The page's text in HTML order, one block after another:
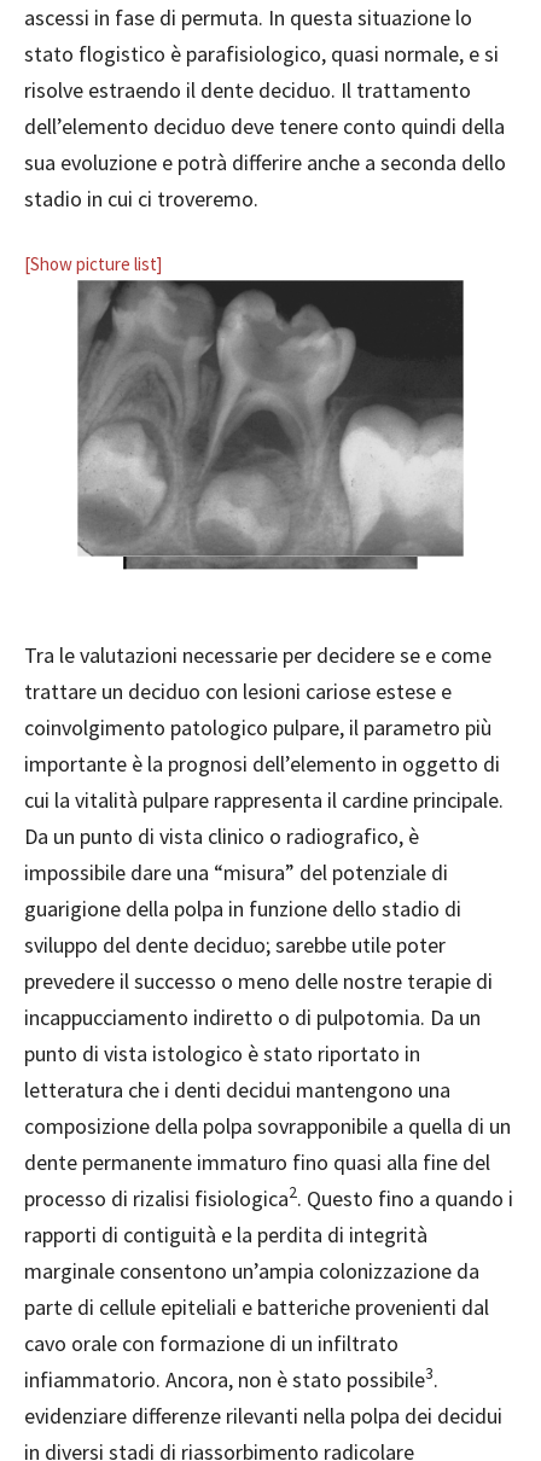
ascessi in fase di permuta. In questa situazione lo
stato flogistico è parafisiologico, quasi normale, e si
risolve estraendo il dente deciduo. Il trattamento
dell’elemento deciduo deve tenere conto quindi della
sua evoluzione e potrà differire anche a seconda dello
stadio in cui ci troveremo.
[Show picture list]
Tra le valutazioni necessarie per decidere se e come
trattare un deciduo con lesioni cariose estese e
coinvolgimento patologico pulpare, il parametro più
importante è la prognosi dell’elemento in oggetto di
cui la vitalità pulpare rappresenta il cardine principale.
Da un punto di vista clinico o radiografico, è
impossibile dare una “misura” del potenziale di
guarigione della polpa in funzione dello stadio di
sviluppo del dente deciduo; sarebbe utile poter
prevedere il successo o meno delle nostre terapie di
incappucciamento indiretto o di pulpotomia. Da un
punto di vista istologico è stato riportato in
letteratura che i denti decidui mantengono una
composizione della polpa sovrapponibile a quella di un
dente permanente immaturo fino quasi alla fine del
processo di rizalisi fisiologica2. Questo fino a quando i
rapporti di contiguità e la perdita di integrità
marginale consentono un’ampia colonizzazione da
parte di cellule epiteliali e batteriche provenienti dal
cavo orale con formazione di un infiltrato
infiammatorio. Ancora, non è stato possibile3.
evidenziare differenze rilevanti nella polpa dei decidui
in diversi stadi di riassorbimento radicolare